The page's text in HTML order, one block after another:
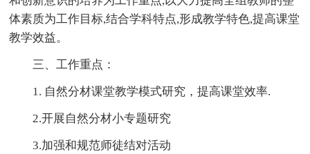
体素质为工作目标,结合学科特点,形成教学特色,提高课堂
教学效益。
三、工作重点：
1. 自然分材课堂教学模式研究，提高课堂效率.
2.开展自然分材小专题研究
3.加强和规范师徒结对活动